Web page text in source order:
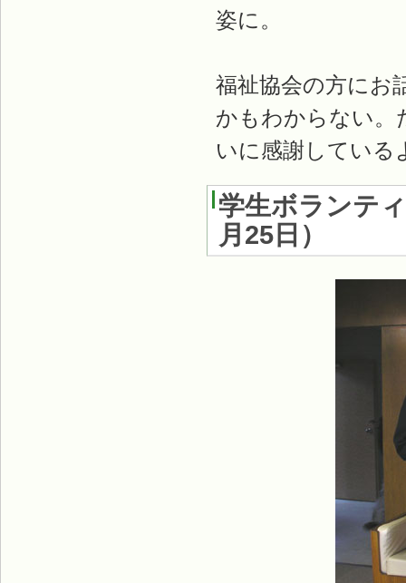
姿に。
福祉協会の方にお
かもわからない。
いに感謝している
学生ボランテ
月25日 ）